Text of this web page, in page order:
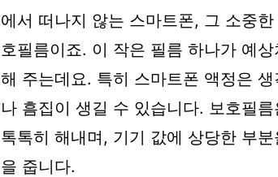
서 떠나지 않는 스마트폰, 그 소중
필름이죠. 이 작은 필름 하나가 예
주는데요. 특히 스마트폰 액정은
흠집이 생길 수 있습니다. 보호필
톡히 해내며, 기기 값에 상당한 부
줍니다.